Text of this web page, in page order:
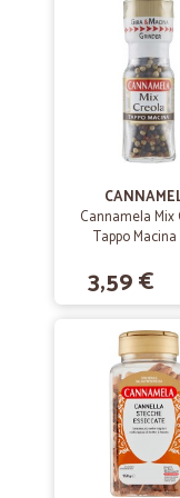
supermercati,la frutta
Si può pagare anche
ti viene accreditato sul
sostituiscono la
io non lo sopporto. Nei
Ottimo servizio
Ottimo servizio
ottimo venditore
ottimo venditore!
—
Precisi e veloci .
Cannamela Mix
Tappo Macina
3,59 €